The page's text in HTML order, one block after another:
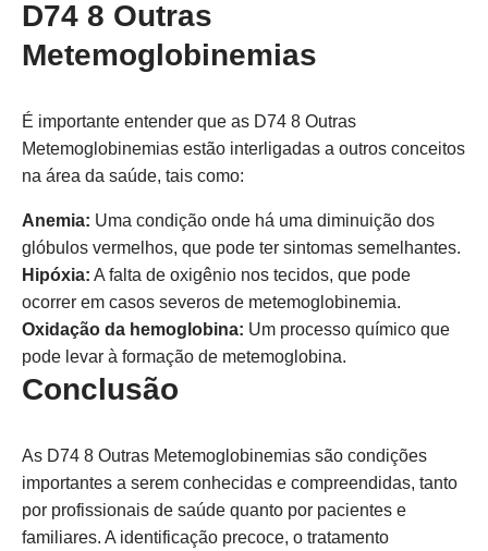
D74 8 Outras
Metemoglobinemias
É importante entender que as D74 8 Outras
Metemoglobinemias estão interligadas a outros conceitos
na área da saúde, tais como:
Anemia: Uma condição onde há uma diminuição dos
glóbulos vermelhos, que pode ter sintomas semelhantes.
Hipóxia: A falta de oxigênio nos tecidos, que pode
ocorrer em casos severos de metemoglobinemia.
Oxidação da hemoglobina: Um processo químico que
pode levar à formação de metemoglobina.
Conclusão
As D74 8 Outras Metemoglobinemias são condições
importantes a serem conhecidas e compreendidas, tanto
por profissionais de saúde quanto por pacientes e
familiares. A identificação precoce, o tratamento